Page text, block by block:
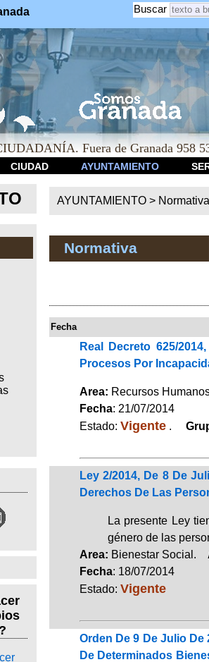
Buscar
Fuera de Granada 958
CIUDAD AYUNTAMIENTO
AYUNTAMIENTO > Normativa
Normativa
Fecha
Real Decreto 625/
Procesos Por
Area: Recursos
Fecha: 21/07/2014
Estado: Vigente.
Ley 2/2014, De 8 De
Derechos De Las
La presente Ley
género de las
Area: Bienestar Social.
Fecha: 18/07/2014
Estado: Vigente
Orden De 9 De Julio
De Determinados